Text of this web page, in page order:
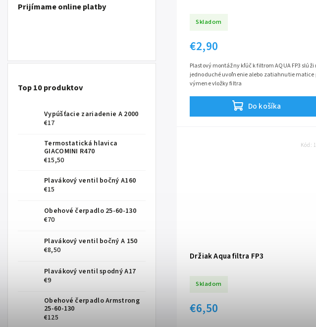
Prijímame online platby
Top 10 produktov
Vypúšťacie zariadenie A 2000
€17
Termostatická hlavica
GIACOMINI R470
€15,50
Plavákový ventil bočný A160
€15
Obehové čerpadlo 25-60-130
€70
Plavákový ventil bočný A 150
€8,50
Plavákový ventil spodný A17
€9
Obehové čerpadlo Armstrong
25-60-130
€125
Skladom
€2,90
Do košíka
Plastový montážny kľúč k filtrom AQUA FP3 slúži
jednoduché uvoľnenie alebo zatiahnutie matice
výmene vložky filtra
Držiak Aqua filtra FP3
Skladom
€6,50
Kód: